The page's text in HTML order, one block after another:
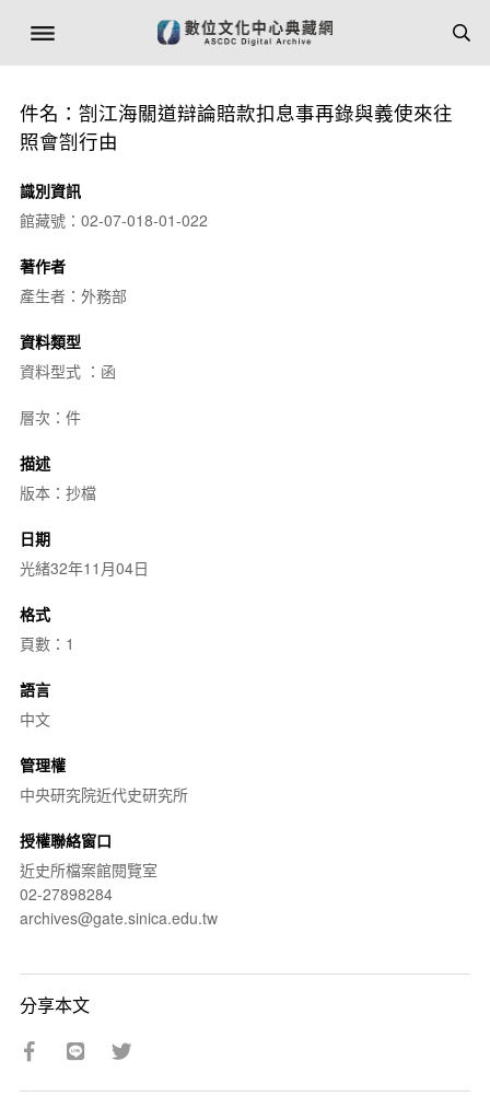
件名：劄江海關道辯論賠款扣息事再錄與義使來往
照會劄行由
識別資訊
館藏號：02-07-018-01-022
著作者
產生者：外務部
資料類型
資料型式 ：函
層次：件
描述
版本：抄檔
日期
光緒32年11月04日
格式
頁數：1
語言
中文
管理權
中央研究院近代史研究所
授權聯絡窗口
近史所檔案館閱覽室
02-27898284
archives@gate.sinica.edu.tw
分享本文